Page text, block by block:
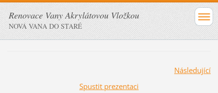
Renovace Vany Akrylátovou Vložkou
NOVÁ VANA DO STARÉ
Následující
Spustit prezentaci